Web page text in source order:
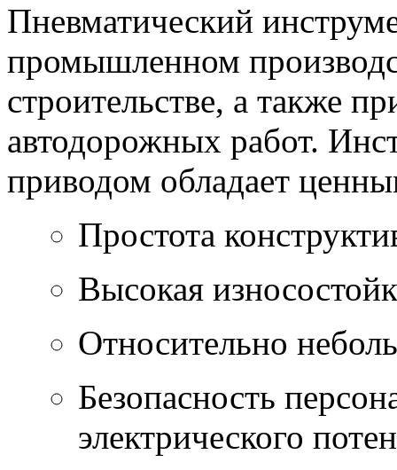
Пневматический
промышленном
строительстве, а также
автодорожных работ.
приводом обладает
Простота
Высокая
Относительно
Безопасность
электрического